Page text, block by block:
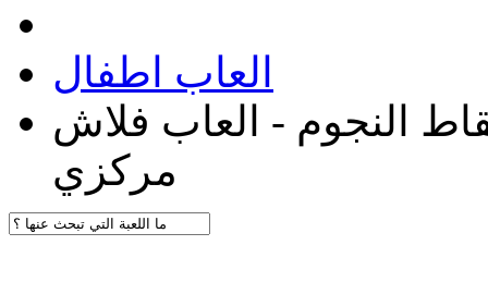
العاب اطفال
النجوم - العاب فلاش
مركزي